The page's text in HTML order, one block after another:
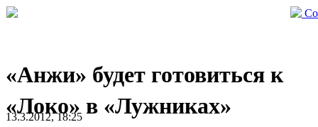
«Анжи» будет готовиться к
«Локо» в «Лужниках»
13.3.2012, 18:25